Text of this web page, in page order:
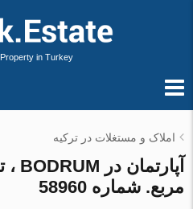
Property in Turkey
املاک و مستغلات در ترکیه
مربع. شماره 58960